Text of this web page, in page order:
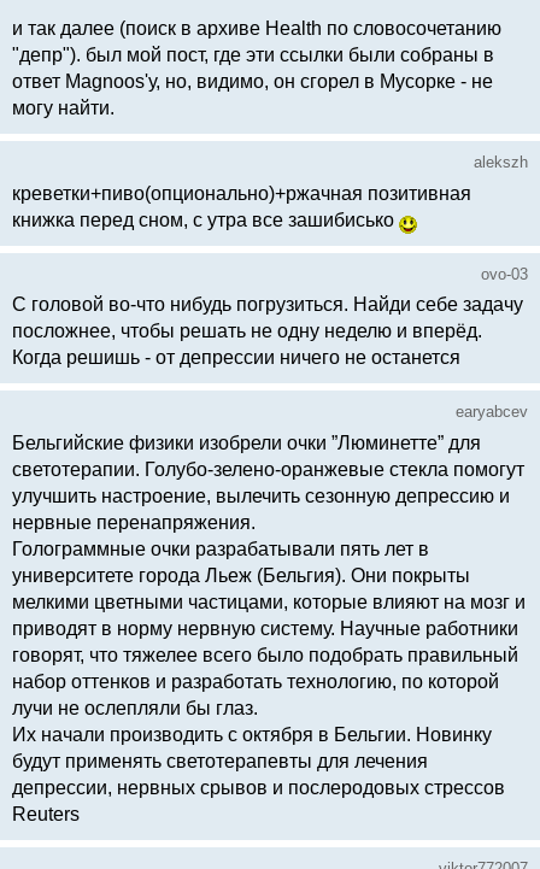
и так далее (поиск в архиве Health по словосочетанию
"депр"). был мой пост, где эти ссылки были собраны в
ответ Magnoos'у, но, видимо, он сгорел в Мусорке - не
могу найти.
alekszh
креветки+пиво(опционально)+ржачная позитивная
книжка перед сном, с утра все зашибисько
ovo-03
С головой во-что нибудь погрузиться. Найди себе задачу
посложнее, чтобы решать не одну неделю и вперёд.
Когда решишь - от депрессии ничего не останется
earyabcev
Бельгийские физики изобрели очки ”Люминетте” для
светотерапии. Голубо-зелено-оранжевые стекла помогут
улучшить настроение, вылечить сезонную депрессию и
нервные перенапряжения.
Голограммные очки разрабатывали пять лет в
университете города Льеж (Бельгия). Они покрыты
мелкими цветными частицами, которые влияют на мозг и
приводят в норму нервную систему. Научные работники
говорят, что тяжелее всего было подобрать правильный
набор оттенков и разработать технологию, по которой
лучи не ослепляли бы глаз.
Их начали производить с октября в Бельгии. Новинку
будут применять светотерапевты для лечения
депрессии, нервных срывов и послеродовых стрессов
Reuters